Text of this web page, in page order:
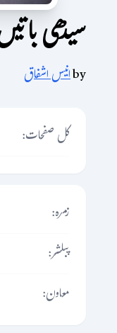
سیدھی
byانیس اشفاق
کل صفحات:
زمرہ:
پبلشر:
معاون: